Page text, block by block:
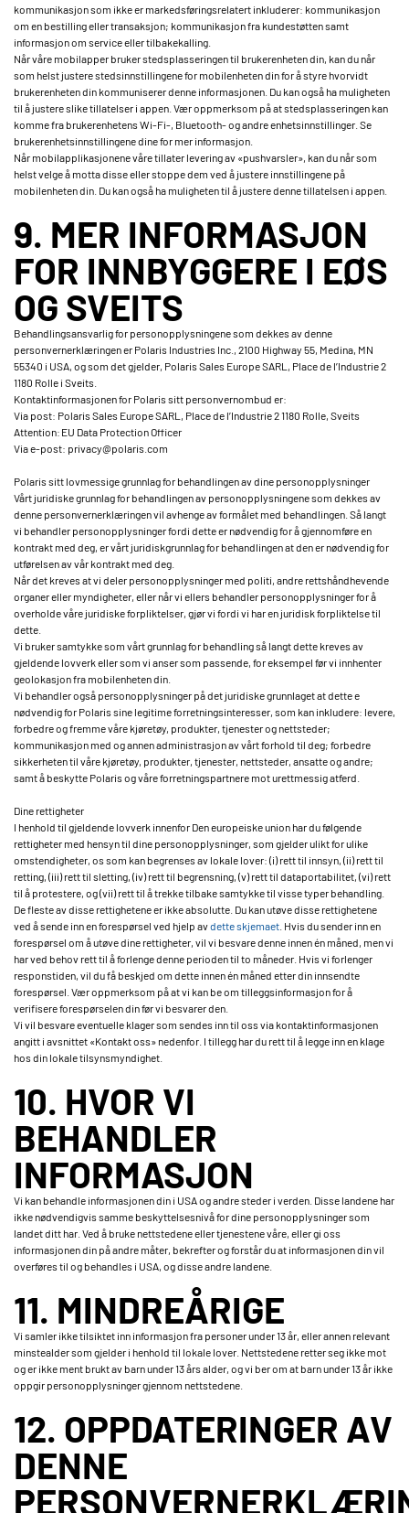
kommunikasjon som ikke er markedsføringsrelatert inkluderer: kommunikasjon
om en bestilling eller transaksjon; kommunikasjon fra kundestøtten samt
informasjon om service eller tilbakekalling.
Når våre mobilapper bruker stedsplasseringen til brukerenheten din, kan du når
som helst justere stedsinnstillingene for mobilenheten din for å styre hvorvidt
brukerenheten din kommuniserer denne informasjonen. Du kan også ha muligheten
til å justere slike tillatelser i appen. Vær oppmerksom på at stedsplasseringen kan
komme fra brukerenhetens Wi-Fi-, Bluetooth- og andre enhetsinnstillinger. Se
brukerenhetsinnstillingene dine for mer informasjon.
Når mobilapplikasjonene våre tillater levering av «pushvarsler», kan du når som
helst velge å motta disse eller stoppe dem ved å justere innstillingene på
mobilenheten din. Du kan også ha muligheten til å justere denne tillatelsen i appen.
9. MER INFORMASJON
FOR INNBYGGERE I EØS
OG SVEITS
Behandlingsansvarlig for personopplysningene som dekkes av denne
personvernerklæringen er Polaris Industries Inc., 2100 Highway 55, Medina, MN
55340 i USA, og som det gjelder, Polaris Sales Europe SARL, Place de l’Industrie 2
1180 Rolle i Sveits.
Kontaktinformasjonen for Polaris sitt personvernombud er:
Via post: Polaris Sales Europe SARL, Place de l’Industrie 2 1180 Rolle, Sveits
Attention: EU Data Protection Officer
Via e-post: privacy@polaris.com
Polaris sitt lovmessige grunnlag for behandlingen av dine personopplysninger
Vårt juridiske grunnlag for behandlingen av personopplysningene som dekkes av
denne personvernerklæringen vil avhenge av formålet med behandlingen. Så langt
vi behandler personopplysninger fordi dette er nødvendig for å gjennomføre en
kontrakt med deg, er vårt juridiskgrunnlag for behandlingen at den er nødvendig for
utførelsen av vår kontrakt med deg.
Når det kreves at vi deler personopplysninger med politi, andre rettshåndhevende
organer eller myndigheter, eller når vi ellers behandler personopplysninger for å
overholde våre juridiske forpliktelser, gjør vi fordi vi har en juridisk forpliktelse til
dette.
Vi bruker samtykke som vårt grunnlag for behandling så langt dette kreves av
gjeldende lovverk eller som vi anser som passende, for eksempel før vi innhenter
geolokasjon fra mobilenheten din.
Vi behandler også personopplysninger på det juridiske grunnlaget at dette e
nødvendig for Polaris sine legitime forretningsinteresser, som kan inkludere: levere,
forbedre og fremme våre kjøretøy, produkter, tjenester og nettsteder;
kommunikasjon med og annen administrasjon av vårt forhold til deg; forbedre
sikkerheten til våre kjøretøy, produkter, tjenester, nettsteder, ansatte og andre;
samt å beskytte Polaris og våre forretningspartnere mot urettmessig atferd.
Dine rettigheter
I henhold til gjeldende lovverk innenfor Den europeiske union har du følgende
rettigheter med hensyn til dine personopplysninger, som gjelder ulikt for ulike
omstendigheter, os som kan begrenses av lokale lover: (i) rett til innsyn, (ii) rett til
retting, (iii) rett til sletting, (iv) rett til begrensning, (v) rett til dataportabilitet, (vi) rett
til å protestere, og (vii) rett til å trekke tilbake samtykke til visse typer behandling.
De fleste av disse rettighetene er ikke absolutte. Du kan utøve disse rettighetene
ved å sende inn en forespørsel ved hjelp avdette skjemaet . Hvis du sender inn en
forespørsel om å utøve dine rettigheter, vil vi besvare denne innen én måned, men vi
har ved behov rett til å forlenge denne perioden til to måneder. Hvis vi forlenger
responstiden, vil du få beskjed om dette innen én måned etter din innsendte
forespørsel. Vær oppmerksom på at vi kan be om tilleggsinformasjon for å
verifisere forespørselen din før vi besvarer den.
Vi vil besvare eventuelle klager som sendes inn til oss via kontaktinformasjonen
angitt i avsnittet «Kontakt oss» nedenfor. I tillegg har du rett til å legge inn en klage
hos din lokale tilsynsmyndighet.
10. HVOR VI
BEHANDLER
INFORMASJON
Vi kan behandle informasjonen din i USA og andre steder i verden. Disse landene har
ikke nødvendigvis samme beskyttelsesnivå for dine personopplysninger som
landet ditt har. Ved å bruke nettstedene eller tjenestene våre, eller gi oss
informasjonen din på andre måter, bekrefter og forstår du at informasjonen din vil
overføres til og behandles i USA, og disse andre landene.
11. MINDREÅRIGE
Vi samler ikke tilsiktet inn informasjon fra personer under 13 år, eller annen relevant
minstealder som gjelder i henhold til lokale lover. Nettstedene retter seg ikke mot
og er ikke ment brukt av barn under 13 års alder, og vi ber om at barn under 13 år ikke
oppgir personopplysninger gjennom nettstedene.
12. OPPDATERINGER AV
DENNE